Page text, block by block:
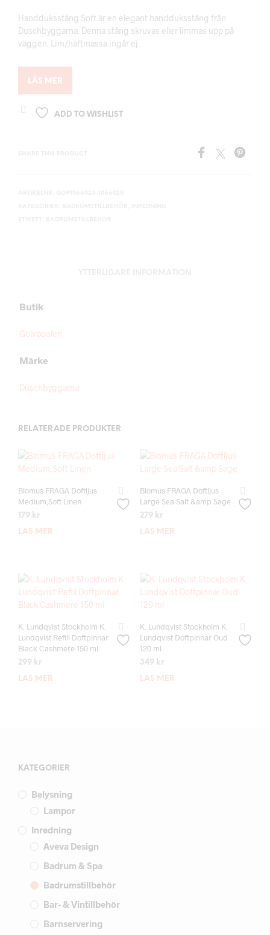
Handduksstång Soft är en elegant handduksstång från
Duschbyggarna. Denna stång skruvas eller limmas upp på
väggen. Lim/häftmassa ingår ej.
LÄS MER
ADD TO WISHLIST
Butik
Golvpoolen
Märke
Duschbyggarna
RELATERADE PRODUKTER
Blomus FRAGA Doftljus
Medium,Soft Linen
179 kr
LÄS MER
Blomus FRAGA Doftljus
Large Sea Salt &amp Sage
279 kr
LÄS MER
K. Lundqvist Stockholm K.
Lundqvist Refill Doftpinnar
Black Cashmere 150 ml
299 kr
LÄS MER
K. Lundqvist Stockholm K.
Lundqvist Doftpinnar Oud
120 ml
349 kr
LÄS MER
KATEGORIER
Belysning
Lampor
Inredning
Aveva Design
Badrum & Spa
Badrumstillbehör
Bar- & Vintillbehör
Barnservering